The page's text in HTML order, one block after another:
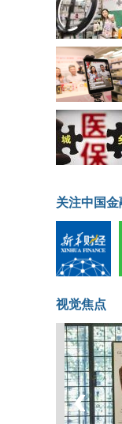
关注中国金
视觉焦点
‹